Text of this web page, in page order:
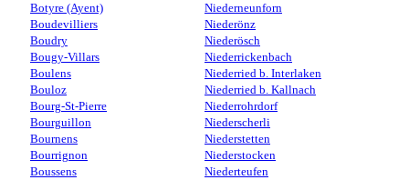
Botyre (Ayent)
Boudevilliers
Boudry
Bougy-Villars
Boulens
Bouloz
Bourg-St-Pierre
Bourguillon
Bournens
Bourrignon
Boussens
Niederneunforn
Niederönz
Niederösch
Niederrickenbach
Niederried b. Interlaken
Niederried b. Kallnach
Niederrohrdorf
Niederscherli
Niederstetten
Niederstocken
Niederteufen